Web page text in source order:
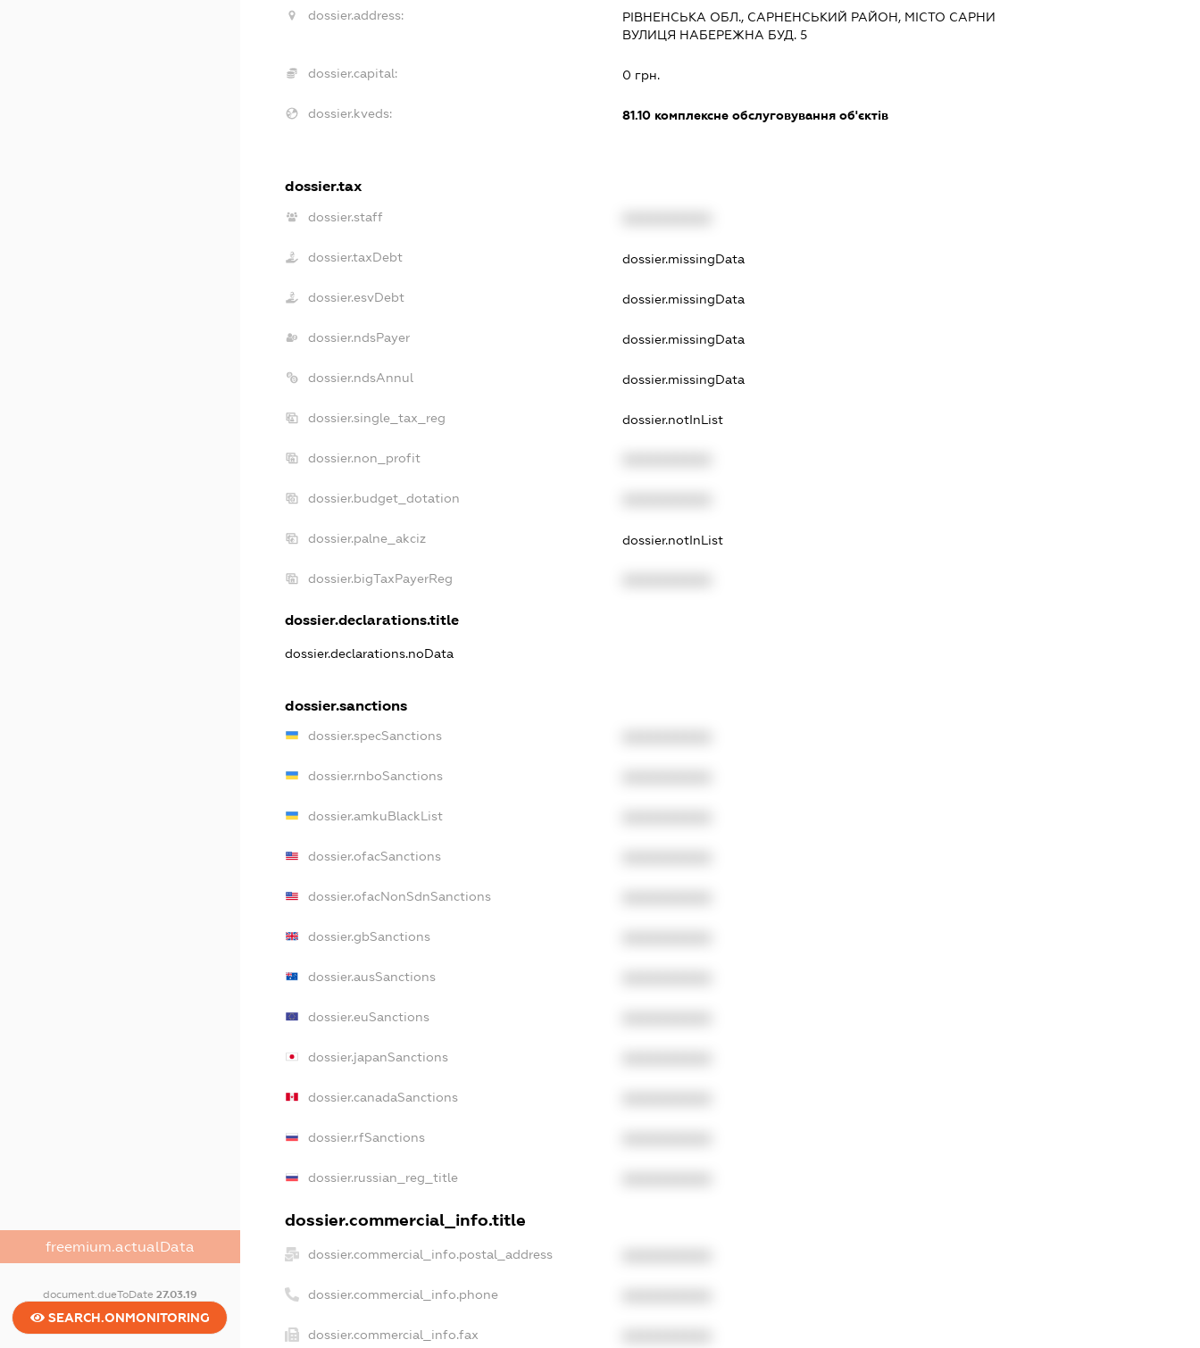
freemium.actualData
document.dueToDate 27.03.19
SEARCH.ONMONITORING
dossier.address:
РІВНЕНСЬКА ОБЛ., САРНЕНСЬКИЙ РАЙОН, МІСТО САРНИ
ВУЛИЦЯ НАБЕРЕЖНА БУД. 5
dossier.capital: 0 грн.
dossier.kveds: 81.10 комплексне обслуговування об'єктів
dossier.tax
dossier.staff
dossier.taxDebt dossier.missingData
dossier.esvDebt dossier.missingData
dossier.ndsPayer dossier.missingData
dossier.ndsAnnul dossier.missingData
dossier.single_tax_reg dossier.notInList
dossier.non_profit
dossier.budget_dotation
dossier.palne_akciz dossier.notInList
dossier.bigTaxPayerReg
dossier.declarations.title
dossier.declarations.noData
dossier.sanctions
dossier.specSanctions
dossier.rnboSanctions
dossier.amkuBlackList
dossier.ofacSanctions
dossier.ofacNonSdnSanctions
dossier.gbSanctions
dossier.ausSanctions
dossier.euSanctions
dossier.japanSanctions
dossier.canadaSanctions
dossier.rfSanctions
dossier.russian_reg_title
dossier.commercial_info.title
dossier.commercial_info.postal_address
dossier.commercial_info.phone
dossier.commercial_info.fax